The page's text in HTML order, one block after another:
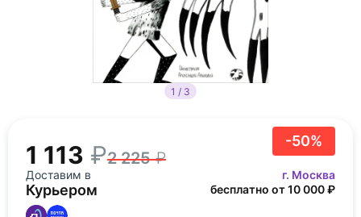
1 / 3
-50%
1 113 2 225
Доставим в г. Москва
Курьером бесплатно от 10 000 ₽